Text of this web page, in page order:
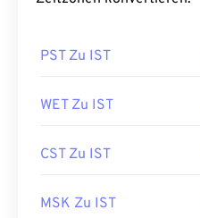
PST Zu IST
WET Zu IST
CST Zu IST
MSK Zu IST